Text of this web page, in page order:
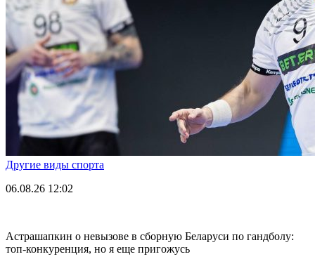
Другие виды спорта
06.08.26 12:02
Астрашапкин о невызове в сборную Беларуси по гандболу:
топ-конкуренция, но я еще пригожусь